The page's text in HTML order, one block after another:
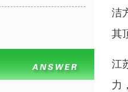
洁
其
江
力